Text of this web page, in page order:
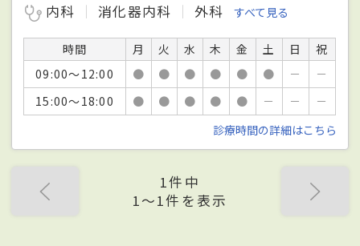
内科
消化器内科 外科 すべて見る
時間 月 火 水 木 金 土 日
祝
09:00～12:00
● ● ● ● ● ● －
－
15:00～18:00
● ● ● ● ● － －
－
診療時間の詳細はこちら
1件中
1〜1件を表示